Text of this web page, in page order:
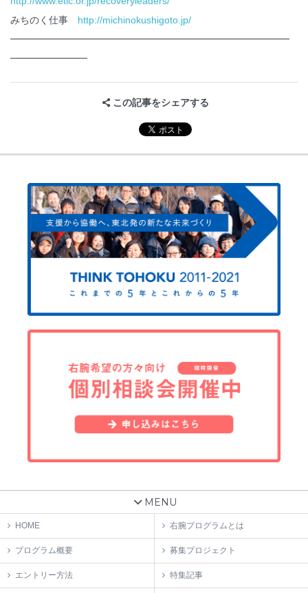
みちのく仕事 http://michinokushigoto.jp/
━━━━━━━━━━━━━━━━━━━━━━━━━━━━━
━━━━━━━━
この記事をシェアする
MENU
HOME 右腕プログラムとは
プログラム概要 募集プロジェクト
エントリー方法 特集記事